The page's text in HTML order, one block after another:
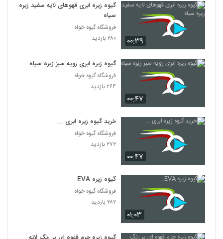
۰۰:۳۹
گیوه زیره ابری قهوهای لایه سفید زیره
سیاه
فروشگاه گیوه خواه
۲۸۰ بازدید
۰۰:۴۷
گیوه زیره ابری رویه سبز زیره سیاه
فروشگاه گیوه خواه
۲۶۴ بازدید
۰۰:۴۷
خرید گیوه زیره ابری ...
فروشگاه گیوه خواه
۲۷۲ بازدید
۰۱:۰۳
گیوه زیره EVA .
فروشگاه گیوه خواه
۲۸۲ بازدید